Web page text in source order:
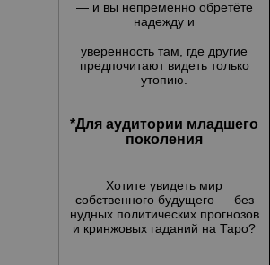
— и вы непременно обретёте
надежду и
уверенность там, где другие
предпочитают видеть только
утопию.
*Для аудитории младшего
поколения
Хотите увидеть мир
собственного будущего — без
нудных политических прогнозов
и кринжовых гаданий на Таро?